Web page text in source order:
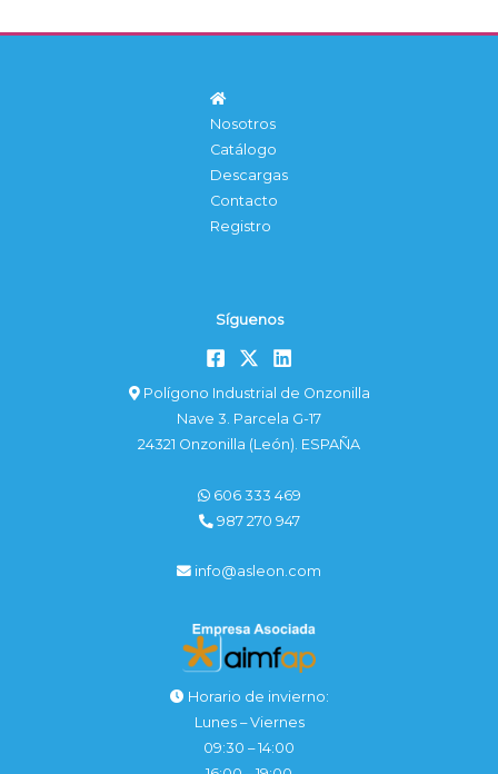
Nosotros
Catálogo
Descargas
Contacto
Registro
Síguenos
Polígono Industrial de Onzonilla
Nave 3. Parcela G-17
24321 Onzonilla (León). ESPAÑA
606 333 469
987 270 947
info@asleon.com
Horario de invierno:
Lunes – Viernes
09:30 – 14:00